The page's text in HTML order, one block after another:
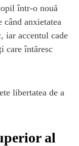
într-o nouă
anxietatea
iar accentul cade
care întăresc
libertatea de a
al